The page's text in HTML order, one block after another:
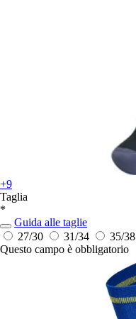
+9
Taglia
*
Guida alle taglie
27/30
31/34 35/38
Questo campo è obbligatorio